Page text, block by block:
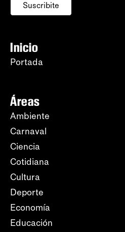
Suscribite
Inicio
Portada
Áreas
Ambiente
Carnaval
Ciencia
Cotidiana
Cultura
Deporte
Economía
Educación